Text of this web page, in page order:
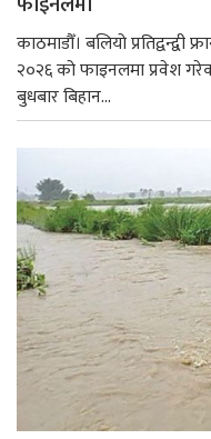
काठमाडौँ। बलियो
२०२६ को फाइनलमा प्रवेश
बुधबार बिहान...